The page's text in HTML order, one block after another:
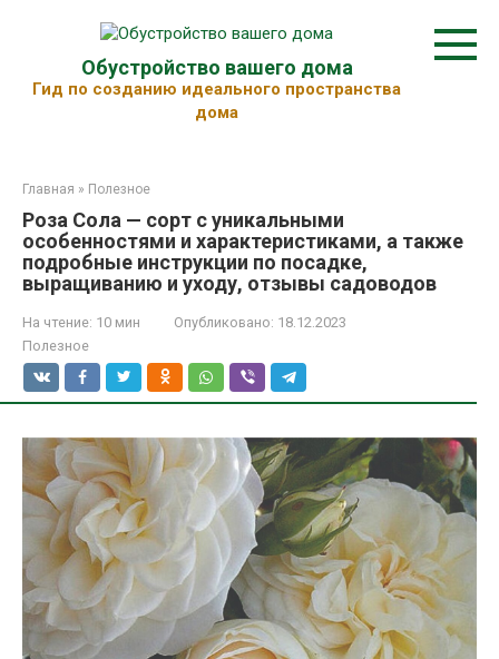
Обустройство вашего дома
Гид по созданию идеального пространства
дома
Главная » Полезное
Роза Сола — сорт с уникальными
особенностями и характеристиками, а также
подробные инструкции по посадке,
выращиванию и уходу, отзывы садоводов
На чтение: 10 мин Опубликовано: 18.12.2023
Полезное